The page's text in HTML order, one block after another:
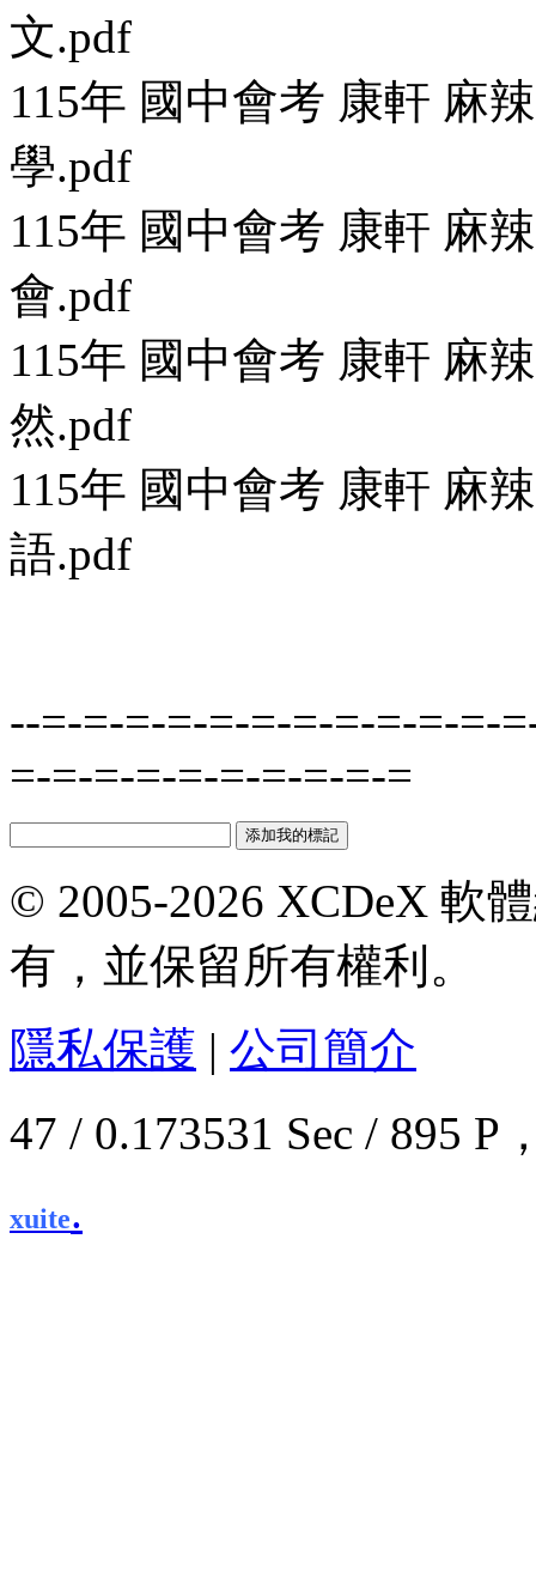
文.pdf
115年 國中會考 康軒 麻
學.pdf
115年 國中會考 康軒 麻
會.pdf
115年 國中會考 康軒 麻
然.pdf
115年 國中會考 康軒 麻
語.pdf
--=-=-=-=-=-=-=-=-=-=-=-
=-=-=-=-=-=-=-=-=-=
© 2005-2026 XCDeX 軟
有，並保留所有權利。
隱私保護 | 公司簡介
47 / 0.173531 Sec / 895
xuite.